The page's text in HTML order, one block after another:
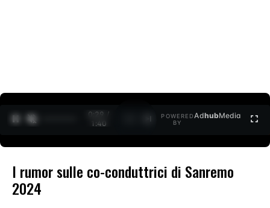
0:30 /
1:40
POWERED
BY
AdhubMedia
I rumor sulle co-conduttrici di Sanremo
2024